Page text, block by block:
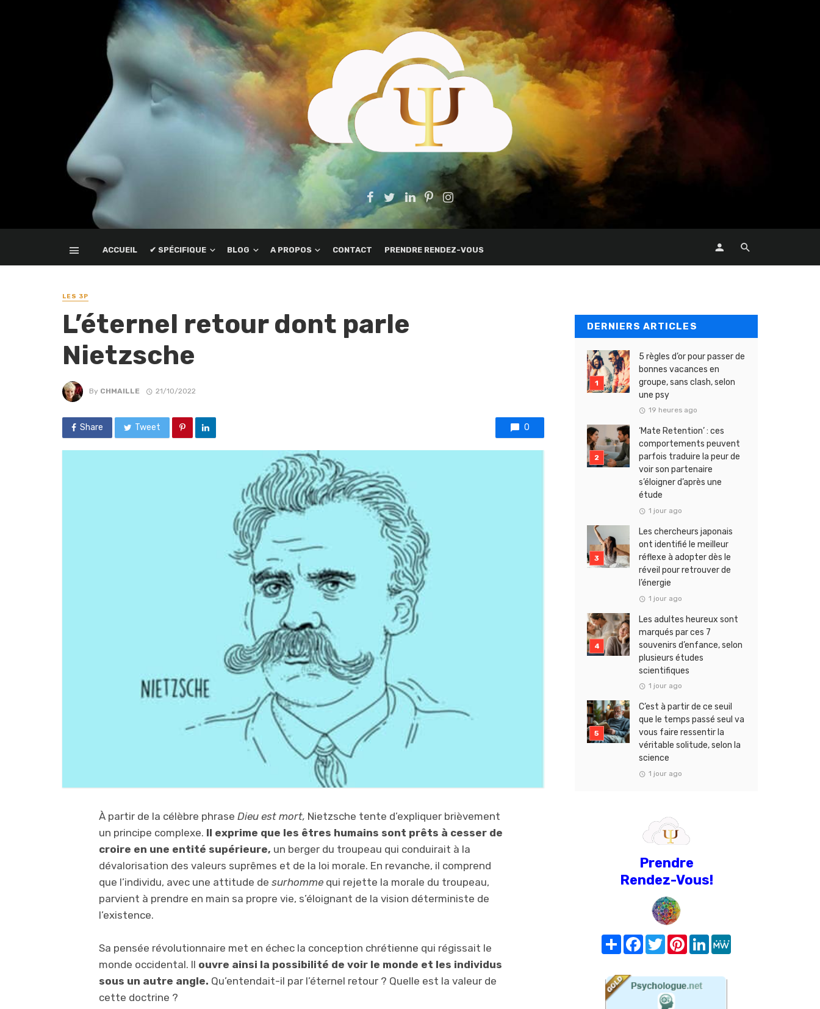
ACCUEIL ✔ SPÉCIFIQUE BLOG A PROPOS CONTACT PRENDRE RENDEZ-VOUS
LES 3P
L’éternel retour dont parle
Nietzsche
By CHMAILLE 21/10/2022
Share Tweet 0
À partir de la célèbre phrase Dieu est mort, Nietzsche tente d’expliquer brièvement
un principe complexe. Il exprime que les êtres humains sont prêts à cesser de
croire en une entité supérieure, un berger du troupeau qui conduirait à la
dévalorisation des valeurs suprêmes et de la loi morale. En revanche, il comprend
que l’individu, avec une attitude de surhomme qui rejette la morale du troupeau,
parvient à prendre en main sa propre vie, s’éloignant de la vision déterministe de
l’existence.
Sa pensée révolutionnaire met en échec la conception chrétienne qui régissait le
monde occidental. Il ouvre ainsi la possibilité de voir le monde et les individus
sous un autre angle. Qu’entendait-il par l’éternel retour ? Quelle est la valeur de
cette doctrine ?
DERNIERS ARTICLES
5 règles d’or pour passer de
bonnes vacances en
groupe, sans clash, selon
une psy
19 heures ago
‘Mate Retention’ : ces
comportements peuvent
parfois traduire la peur de
voir son partenaire
s’éloigner d’après une
étude
1 jour ago
Les chercheurs japonais
ont identifié le meilleur
réflexe à adopter dès le
réveil pour retrouver de
l’énergie
1 jour ago
Les adultes heureux sont
marqués par ces 7
souvenirs d’enfance, selon
plusieurs études
scientifiques
1 jour ago
C’est à partir de ce seuil
que le temps passé seul va
vous faire ressentir la
véritable solitude, selon la
science
1 jour ago
Prendre
Rendez-Vous!
Share FacebookTwitterPinterest
LinkedIn